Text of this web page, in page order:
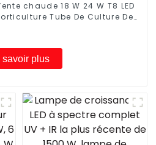
chaude 18 W 24 W T8 LED
Tube De Culture De
savoir plus